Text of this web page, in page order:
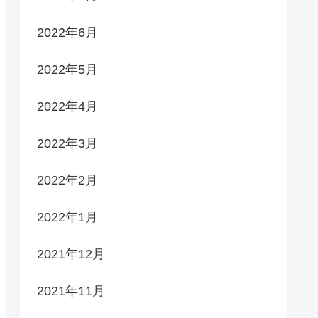
2022年6月
2022年5月
2022年4月
2022年3月
2022年2月
2022年1月
2021年12月
2021年11月